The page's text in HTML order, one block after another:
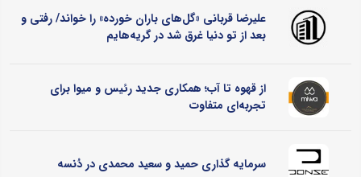
علیرضا قربانی «گل‌های باران خورده» را خواند/ رفتی و
بعد از تو دنیا غرق شد در گریه‌هایم
از قهوه تا آب؛ همکاری جدید رئیس و میوا برای
تجربه‌ای متفاوت
سرمایه گذاری حمید و سعید محمدی در دُنسه